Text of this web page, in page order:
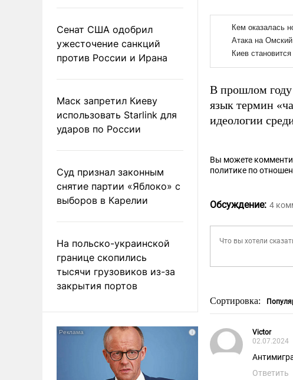
Сенат США одобрил
ужесточение санкций
против России и Ирана
Маск запретил Киеву
использовать Starlink для
ударов по России
Суд признал законным
снятие партии «Яблоко» с
выборов в Карелии
На польско-украинской
границе скопились
тысячи грузовиков из-за
закрытия портов
В прошлом году
язык термин
идеологии
Вы можете
политике по
Обсуждение: 4
Сортировка:
Victor
02.07.2024
Ответить